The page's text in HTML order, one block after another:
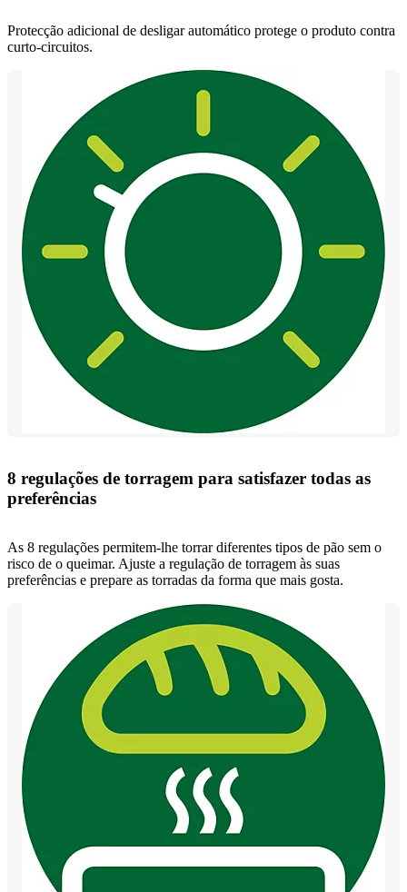
Protecção adicional de desligar automático protege o produto contra
curto-circuitos.
8 regulações de torragem para satisfazer todas as
preferências
As 8 regulações permitem-lhe torrar diferentes tipos de pão sem o
risco de o queimar. Ajuste a regulação de torragem às suas
preferências e prepare as torradas da forma que mais gosta.